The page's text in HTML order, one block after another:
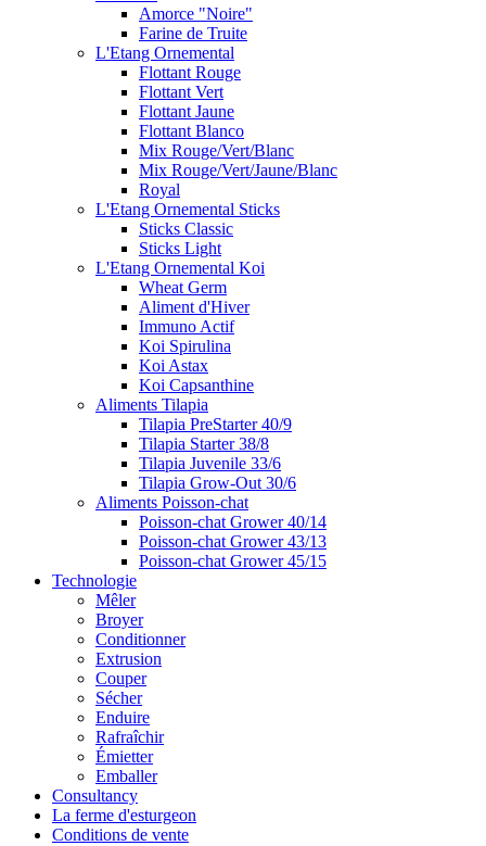
Amorce "Noire"
Farine de Truite
L'Etang Ornemental
Flottant Rouge
Flottant Vert
Flottant Jaune
Flottant Blanco
Mix Rouge/Vert/Blanc
Mix Rouge/Vert/Jaune/Blanc
Royal
L'Etang Ornemental Sticks
Sticks Classic
Sticks Light
L'Etang Ornemental Koi
Wheat Germ
Aliment d'Hiver
Immuno Actif
Koi Spirulina
Koi Astax
Koi Capsanthine
Aliments Tilapia
Tilapia PreStarter 40/9
Tilapia Starter 38/8
Tilapia Juvenile 33/6
Tilapia Grow-Out 30/6
Aliments Poisson-chat
Poisson-chat Grower 40/14
Poisson-chat Grower 43/13
Poisson-chat Grower 45/15
Technologie
Mêler
Broyer
Conditionner
Extrusion
Couper
Sécher
Enduire
Rafraîchir
Émietter
Emballer
Consultancy
La ferme d'esturgeon
Conditions de vente